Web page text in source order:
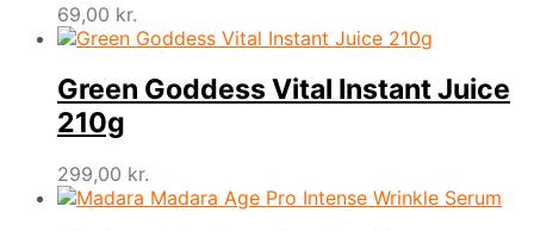
69,00 kr.
Green Goddess Vital Instant Juice
210g
299,00 kr.